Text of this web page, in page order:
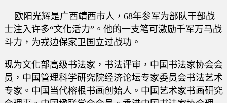
欧阳光辉是广西靖西市人，68年参军为部队干部战
士注入许多“文化活力”。他的一支笔可激励千军万马战
斗力，为戎边保家卫国立过战功。
现为文化部高级书法家，书法评审，中国书法家协会会
员，中国管理科学研究院经济论坛专家委员会书法艺术
专家。中国当代榕根书画创始人。中国艺术家书画研究